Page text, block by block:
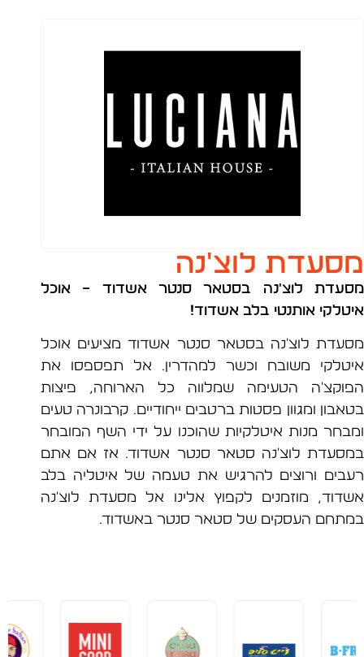
לוצ'נה
לוצ'נה בסטאר סנטר אשדוד
– אוכל
אותנטי בלב אשדוד!
לוצ'נה בסטאר סנטר אשדוד מציעים אוכל
משובח וכשר למהדרין. אל תפספסו את
הטעימה שמלווה כל הארוחה, פיצות
ומגוון פסטות ברטבים ייחודיים. קרבונרה טעים
מנות איטלקיות שהוכנו על ידי השף המובחר
לוצ'נה סטאר סנטר אשדוד. אז אם אתם
ורוצים להרגיש את טעמה של איטליה בלב
מוזמנים לקפוץ אלינו אל מסעדת לוצ'נה
העסקים של סטאר סנטר באשדוד.